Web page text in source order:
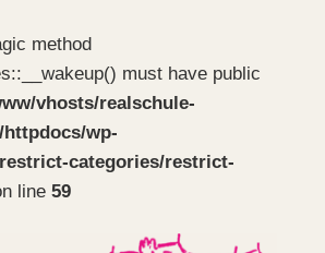
method
must have public
vhosts/realschule-
wp-
categories/restrict-
line 59